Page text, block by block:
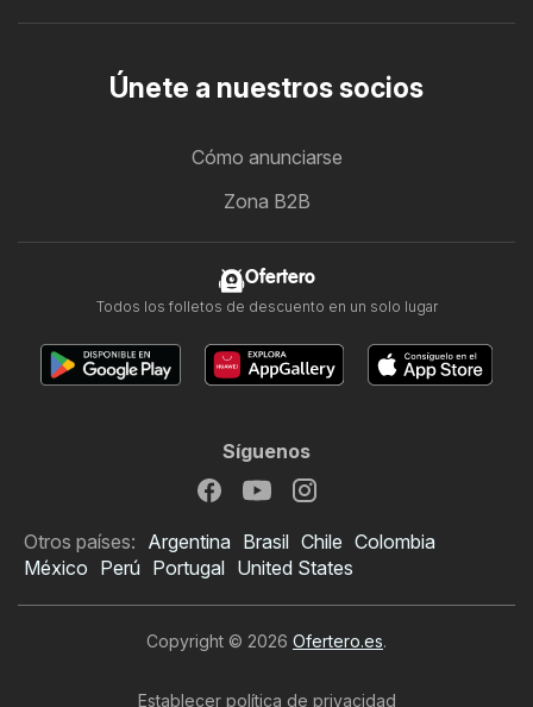
Únete a nuestros socios
Cómo anunciarse
Zona B2B
Ofertero
Todos los folletos de descuento en un solo lugar
Síguenos
Otros países: Argentina Brasil Chile Colombia
México Perú Portugal United States
Copyright © 2026 Ofertero.es.
Establecer política de privacidad